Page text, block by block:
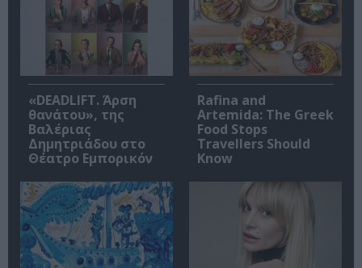
«DEADLIFT. Άρση
θανάτου», της
Βαλέριας
Δημητριάδου στο
Θέατρο Εμπορικόν
Rafina and
Artemida: The Greek
Food Stops
Travellers Should
Know